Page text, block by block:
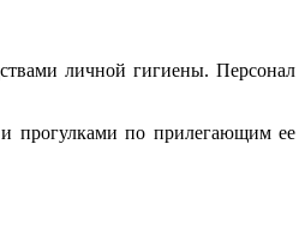
личной гигиены. Персонал
и прогулками по прилегающим ее